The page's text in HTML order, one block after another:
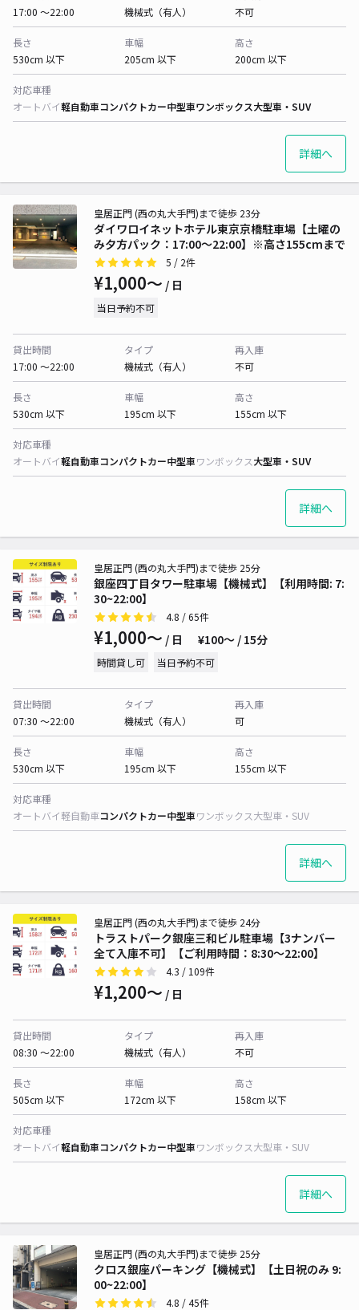
17:00 〜22:00
機械式（有人）
不可
長さ
530cm 以下
車幅
205cm 以下
高さ
200cm 以下
対応車種
オートバイ軽自動車コンパクトカー中型車ワンボックス大型車・SUV
詳細へ
ダイワロイネットホテル東京京橋駐車場【土曜の
み夕方パック：17:00～22:00】※高さ155cmまで
皇居正門 (西の丸大手門)まで徒歩 23分
5 / 2件
¥1,000〜 / 日
当日予約不可
貸出時間
17:00 〜22:00
タイプ
機械式（有人）
再入庫
不可
長さ
530cm 以下
車幅
195cm 以下
高さ
155cm 以下
対応車種
オートバイ軽自動車コンパクトカー中型車ワンボックス大型車・SUV
詳細へ
銀座四丁目タワー駐車場【機械式】【利用時間: 7:
30~22:00】
皇居正門 (西の丸大手門)まで徒歩 25分
4.8 / 65件
¥1,000〜 / 日 ¥100〜 / 15分
時間貸し可 当日予約不可
貸出時間
07:30 〜22:00
タイプ
機械式（有人）
再入庫
可
長さ
530cm 以下
車幅
195cm 以下
高さ
155cm 以下
対応車種
オートバイ軽自動車コンパクトカー中型車ワンボックス大型車・SUV
詳細へ
トラストパーク銀座三和ビル駐車場【3ナンバー
全て入庫不可】【ご利用時間：8:30～22:00】
皇居正門 (西の丸大手門)まで徒歩 24分
4.3 / 109件
¥1,200〜 / 日
貸出時間
08:30 〜22:00
タイプ
機械式（有人）
再入庫
不可
長さ
505cm 以下
車幅
172cm 以下
高さ
158cm 以下
対応車種
オートバイ軽自動車コンパクトカー中型車ワンボックス大型車・SUV
詳細へ
クロス銀座パーキング【機械式】【土日祝のみ 9:
00~22:00】
皇居正門 (西の丸大手門)まで徒歩 25分
4.8 / 45件